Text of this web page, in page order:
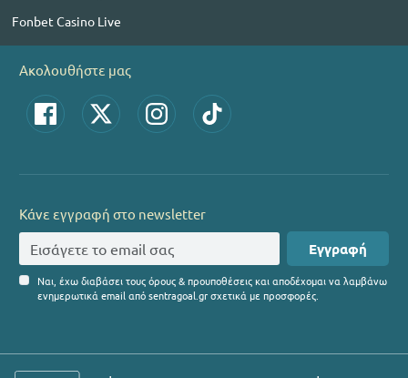
Fonbet Casino Live
Ακολουθήστε μας
Κάνε εγγραφή στο newsletter
Εγγραφή
Ναι, έχω διαβάσει τους όρους & προυποθέσεις και αποδέχομαι να λαμβάνω
ενημερωτικά email από sentragoal.gr σχετικά με προσφορές.